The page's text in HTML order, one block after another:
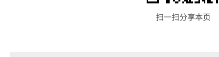
扫一扫分享本页